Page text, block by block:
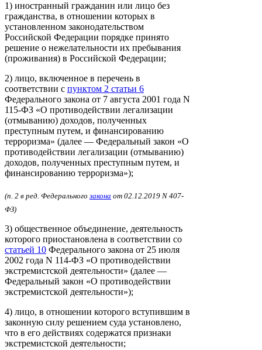
1) иностранный гражданин или лицо без
гражданства, в отношении которых в
установленном законодательством
Российской Федерации порядке принято
решение о нежелательности их пребывания
(проживания) в Российской Федерации;
2) лицо, включенное в перечень в
соответствии с пунктом 2 статьи 6
Федерального закона от 7 августа 2001 года N
115-ФЗ «О противодействии легализации
(отмыванию) доходов, полученных
преступным путем, и финансированию
терроризма» (далее — Федеральный закон «О
противодействии легализации (отмыванию)
доходов, полученных преступным путем, и
финансированию терроризма»);
(п. 2 в ред. Федерального закона от 02.12.2019 N 407-
ФЗ)
3) общественное объединение, деятельность
которого приостановлена в соответствии со
статьей 10 Федерального закона от 25 июля
2002 года N 114-ФЗ «О противодействии
экстремистской деятельности» (далее —
Федеральный закон «О противодействии
экстремистской деятельности»);
4) лицо, в отношении которого вступившим в
законную силу решением суда установлено,
что в его действиях содержатся признаки
экстремистской деятельности;